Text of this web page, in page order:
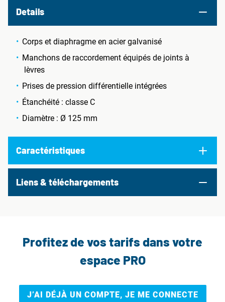
Details
Corps et diaphragme en acier galvanisé
Manchons de raccordement équipés de joints à
lèvres
Prises de pression différentielle intégrées
Étanchéité : classe C
Diamètre : Ø 125 mm
Caractéristiques
Liens & téléchargements
Profitez de vos tarifs dans votre
espace PRO
J’AI DÉJÀ UN COMPTE, JE ME CONNECTE